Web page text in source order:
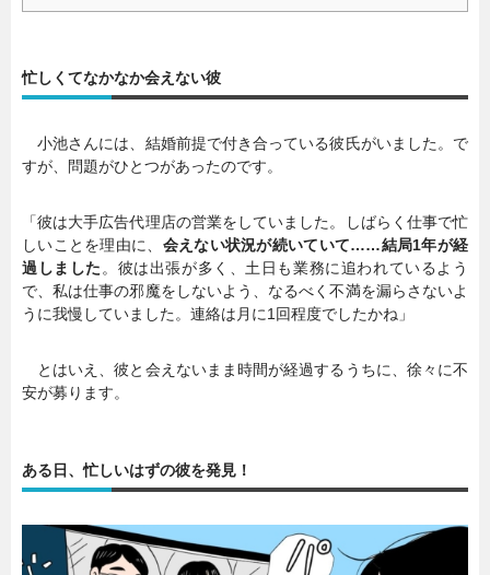
忙しくてなかなか会えない彼
小池さんには、結婚前提で付き合っている彼氏がいました。で
すが、問題がひとつがあったのです。
「彼は大手広告代理店の営業をしていました。しばらく仕事で忙
しいことを理由に、 会えない状況が続いていて……結局1年が経
過しました 。彼は出張が多く、土日も業務に追われているよう
で、私は仕事の邪魔をしないよう、なるべく不満を漏らさないよ
うに我慢していました。連絡は月に1回程度でしたかね」
とはいえ、彼と会えないまま時間が経過するうちに、徐々に不
安が募ります。
ある日、忙しいはずの彼を発見！